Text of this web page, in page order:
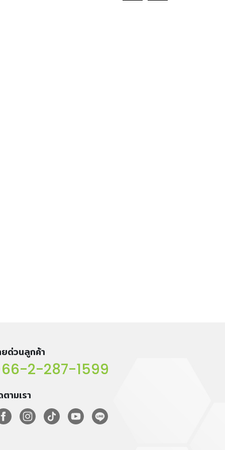
ยด่วนลูกค้า
2-287-1599
ามเรา